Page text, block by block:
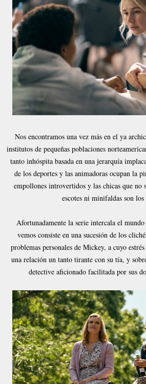
Nos encontramos una vez más en el ya
institutos de pequeñas poblaciones
tanto inhóspita basada en una jerarquía
de los deportes y las animadoras ocupan la
empollones introvertidos y las chicas que no
escotes ni minifaldas son los
Afortunadamente la serie intercala el
vemos consiste en una sucesión de los
problemas personales de Mickey, a cuyo
una relación un tanto tirante con su tía, y
detective aficionado facilitada por sus